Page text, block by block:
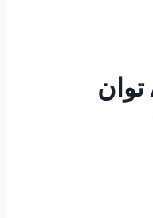
الکتروموتور ABB توان